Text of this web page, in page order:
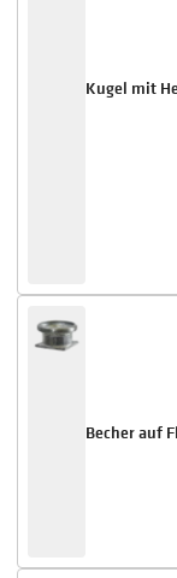
Kugel mit
Becher auf